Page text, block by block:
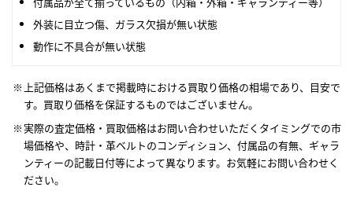
外装に目立つ傷、ガラス欠損が無い状態
動作に不具合が無い状態
上記価格はあくまで掲載時における買取り価格の相場であり、目安で
す。買取り価格を保証するものではございません。
実際の査定価格・買取価格はお問い合わせいただくタイミングでの市
場価格や、時計・革ベルトのコンディション、付属品の有無、ギャラ
ンティーの記載日付等によって異なります。お気軽にお問い合わせく
ださい。